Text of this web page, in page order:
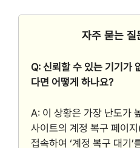
자주 묻는
Q: 신뢰할 수 있는 기기가
다면 어떻게 하나요?
A: 이 상황은 가장 난도가
사이트의 계정 복구 페
접속하여 ‘계정 복구 대기